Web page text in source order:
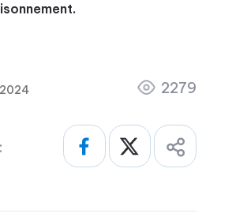
2279